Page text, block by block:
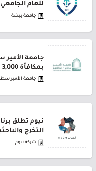
للعام الجامعي 1448هـ
جامعة بيشة
جامعة الأمير
بمكافأة 3,000 ريال
جامعة الأمير
نيوم تطلق
التخرج
شركة نيوم